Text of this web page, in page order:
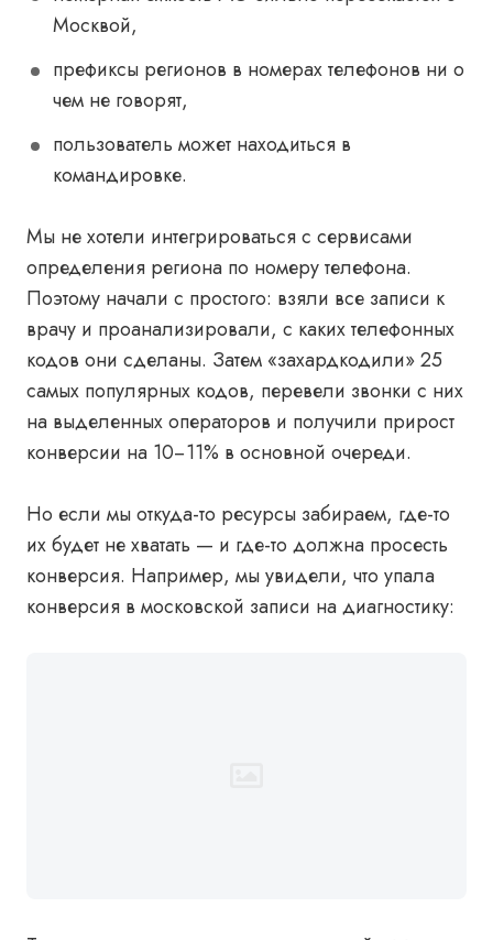
Москвой,
префиксы регионов в номерах телефонов ни о
чем не говорят,
пользователь может находиться в
командировке.
Мы не хотели интегрироваться с сервисами
определения региона по номеру телефона.
Поэтому начали с простого: взяли все записи к
врачу и проанализировали, с каких телефонных
кодов они сделаны. Затем «захардкодили» 25
самых популярных кодов, перевели звонки с них
на выделенных операторов и получили прирост
конверсии на 10−11% в основной очереди.
Но если мы откуда-то ресурсы забираем, где-то
их будет не хватать — и где-то должна просесть
конверсия. Например, мы увидели, что упала
конверсия в московской записи на диагностику: